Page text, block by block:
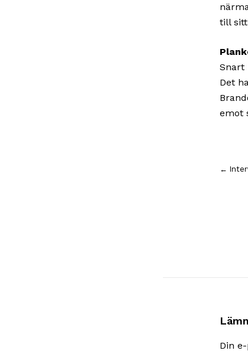
till
Snart
Det
emot
←
Din